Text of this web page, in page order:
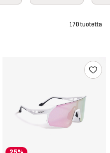
170 tuotetta